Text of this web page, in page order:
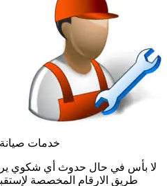
خدمات
لا بأس في حال حدوث أي شكوي
طريق الارقام المخصصة